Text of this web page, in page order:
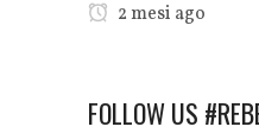
2 mesi ago
FOLLOW US